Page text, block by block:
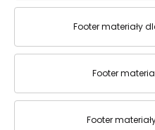
Footer materiały
Footer
Footer